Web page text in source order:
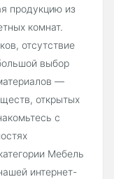
продукцию из
комнат.
отсутствие
выбор
—
открытых
с
Мебель
интернет-